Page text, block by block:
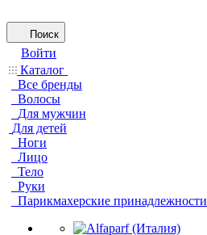
Поиск
Войти
Каталог
Все бренды
Волосы
Для мужчин
Для детей
Ноги
Лицо
Тело
Руки
Парикмахерские принадлежности